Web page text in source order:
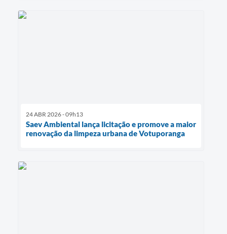
24 ABR 2026 - 09h13
Saev Ambiental lança licitação e promove a maior
renovação da limpeza urbana de Votuporanga